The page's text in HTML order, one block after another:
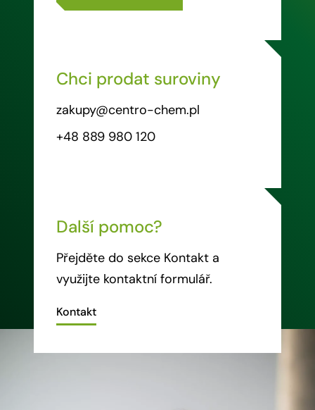
Chci prodat suroviny
zakupy@centro-chem.pl
+48 889 980 120
Další pomoc?
Přejděte do sekce Kontakt a
využijte kontaktní formulář.
Kontakt